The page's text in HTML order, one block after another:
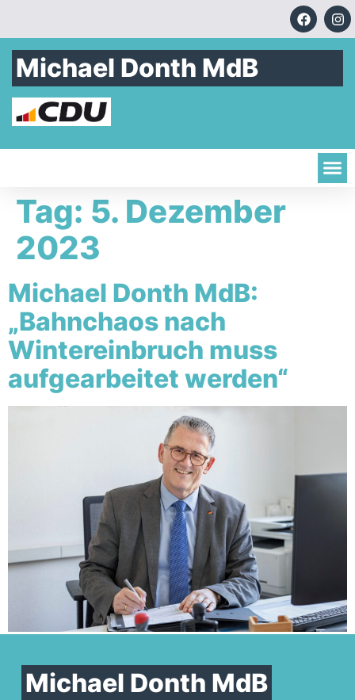
Michael Donth MdB
Tag: 5. Dezember
2023
Michael Donth MdB:
„Bahnchaos nach
Wintereinbruch muss
aufgearbeitet werden“
Michael Donth MdB